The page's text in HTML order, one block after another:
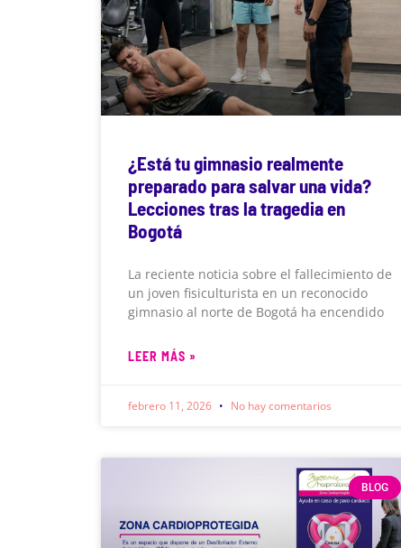
¿Está tu gimnasio realmente
preparado para salvar una vida?
Lecciones tras la tragedia en
Bogotá
La reciente noticia sobre el fallecimiento de
un joven fisiculturista en un reconocido
gimnasio al norte de Bogotá ha encendido
LEER MÁS »
febrero 11, 2026 No hay comentarios
BLOG